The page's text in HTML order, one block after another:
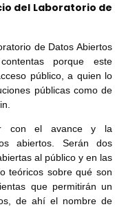
del Laboratorio de
de Datos Abiertos
porque este
público, a quien lo
públicas como de
con el avance y la
abiertos. Serán dos
al público y en las
teóricos sobre qué son
que permitirán un
de ahí el nombre de